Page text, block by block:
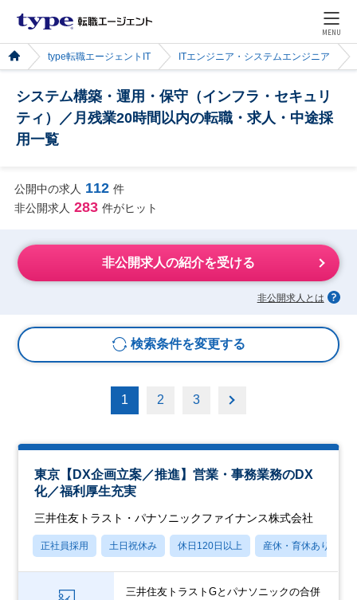
MENU
type転職エージェントIT ITエンジニア・システムエンジニア
システム構築・運用・保守（インフラ・セキュリ
ティ）／月残業20時間以内の転職・求人・中途採
用一覧
公開中の求人 112 件
非公開求人 283 件がヒット
非公開求人の紹介を受ける
非公開求人とは
検索条件を変更する
1 2 3
東京【DX企画立案／推進】営業・事務業務のDX
化／福利厚生充実
三井住友トラスト・パナソニックファイナンス株式会社
正社員採用 土日祝休み 休日120日以上 産休・育休あり
三井住友トラストGとパナソニックの合併